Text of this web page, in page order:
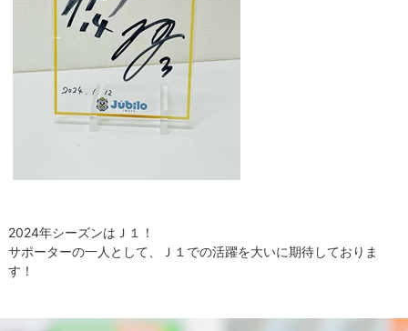
2024年シーズンはＪ１！
サポーターの一人として、Ｊ１での活躍を大いに期待しておりま
す！